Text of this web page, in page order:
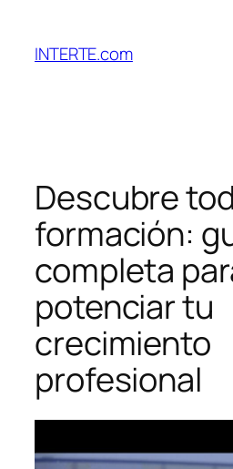
contenido
INTERTE.com
Descubre
formación:
completa
potenciar tu
crecimiento
profesional